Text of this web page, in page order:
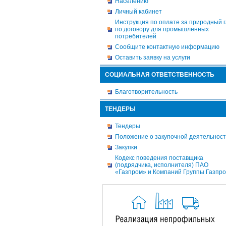
Личный кабинет
Инструкция по оплате за природный
по договору для промышленных
потребителей
Сообщите контактную информацию
Оставить заявку на услуги
СОЦИАЛЬНАЯ ОТВЕТСТВЕННОСТЬ
Благотворительность
ТЕНДЕРЫ
Тендеры
Положение о закупочной
Закупки
Кодекс поведения поставщика
(подрядчика, исполнителя) ПАО
«Газпром» и Компаний Группы